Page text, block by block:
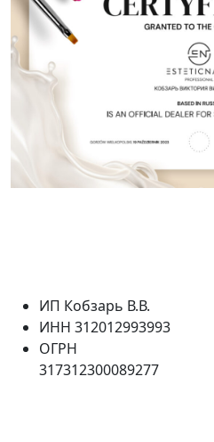
ИП Кобзарь В.В.
ИНН 312012993993
ОГРН
317312300089277